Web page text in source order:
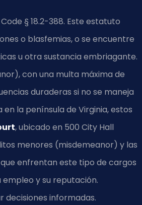
§ 18.2-388. Este estatuto
o blasfemias, o se encuentre
u otra sustancia embriagante.
con una multa máxima de
duraderas si no se maneja
la península de Virginia, estos
, ubicado en 500 City Hall
menores (misdemeanor) y las
enfrentan este tipo de cargos
y su reputación.
informadas.